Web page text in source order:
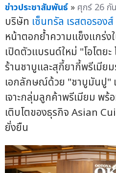
ข่าวประชาสัมพันธ์ » ศุกร์ 26 กั
บริษัท เซ็นทรัล เรสตอรอง
หน้าตอกย้ำความแข็งแกร่ง
เปิดตัวแบรนด์ใหม่ "โอโตย
ร้านชาบูและสุกี้ยากี้พรีเมีย
เอกลักษณ์ด้วย "ชาบูมันปู" เ
เจาะกลุ่มลูกค้าพรีเมียม พร้
เติบโตของธุรกิจ Asian
ยั่งยืน